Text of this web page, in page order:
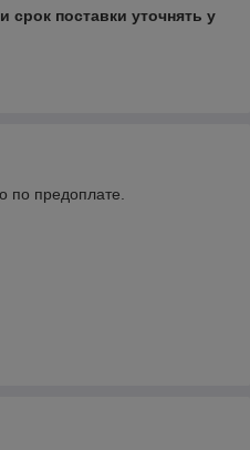
срок поставки уточнять у
по предоплате.